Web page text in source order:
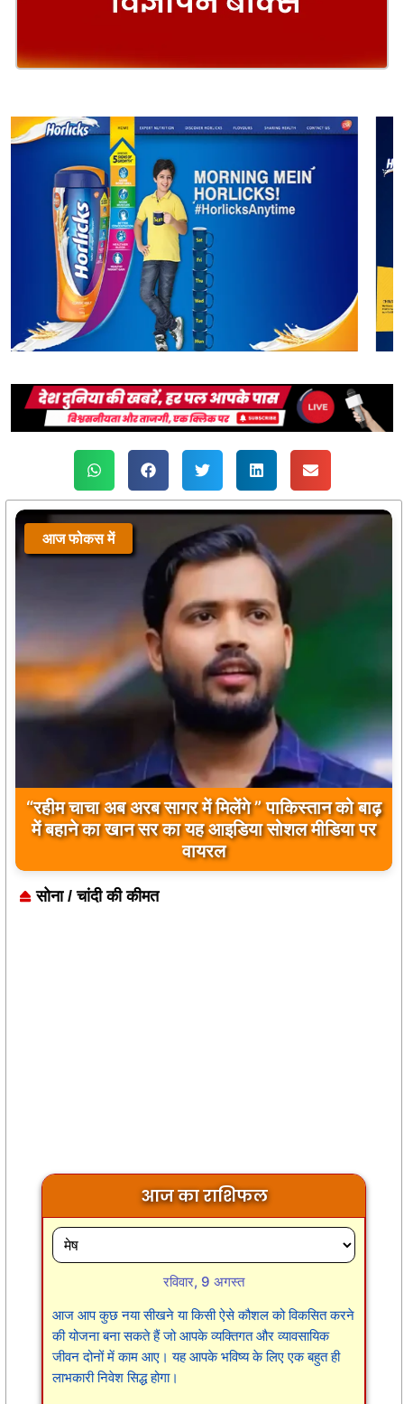
आज फोकस में
“रहीम चाचा अब अरब सागर में मिलेंगे ” पाकिस्तान को बाढ़
में बहाने का खान सर का यह आइडिया सोशल मीडिया पर
वायरल
सोना / चांदी की कीमत
आज का राशिफल
रविवार, 9 अगस्त
आज आप कुछ नया सीखने या किसी ऐसे कौशल को विकसित करने
की योजना बना सकते हैं जो आपके व्यक्तिगत और व्यावसायिक
जीवन दोनों में काम आए। यह आपके भविष्य के लिए एक बहुत ही
लाभकारी निवेश सिद्ध होगा।